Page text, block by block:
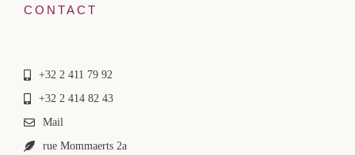
CONTACT
+32 2 411 79 92
+32 2 414 82 43
Mail
rue Mommaerts 2a